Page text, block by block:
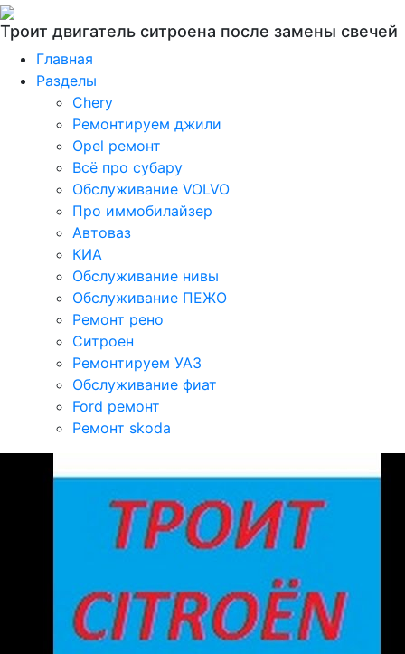
Троит двигатель ситроена после замены свечей
Главная
Разделы
Chery
Ремонтируем джили
Opel ремонт
Всё про субару
Обслуживание VOLVO
Про иммобилайзер
Автоваз
КИА
Обслуживание нивы
Обслуживание ПЕЖО
Ремонт рено
Ситроен
Ремонтируем УАЗ
Обслуживание фиат
Ford ремонт
Ремонт skoda